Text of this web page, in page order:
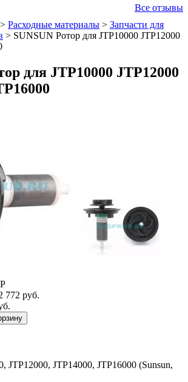
Все отзывы
> Расходные материалы > Запчасти для
> SUNSUN Ротор для JTP10000 JTP12000
для JTP10000 JTP12000
772 руб.
JTP12000, JTP14000, JTP16000 (Sunsun,